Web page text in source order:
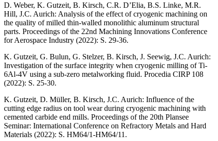
D. Weber, K. Gutzeit, B. Kirsch, C.R. D’Elia, B.S. Linke, M.R.
Hill, J.C. Aurich: Analysis of the effect of cryogenic machining on
the quality of milled thin-walled monolithic aluminum structural
parts. Proceedings of the 22nd Machining Innovations Conference
for Aerospace Industry (2022): S. 29-36.
K. Gutzeit, G. Bulun, G. Stelzer, B. Kirsch, J. Seewig, J.C. Aurich:
Investigation of the surface integrity when cryogenic milling of Ti-
6Al-4V using a sub-zero metalworking fluid. Procedia CIRP 108
(2022): S. 25-30.
K. Gutzeit, D. Müller, B. Kirsch, J.C. Aurich: Influence of the
cutting edge radius on tool wear during cryogenic machining with
cemented carbide end mills. Proceedings of the 20th Plansee
Seminar: International Conference on Refractory Metals and Hard
Materials (2022): S. HM64/1-HM64/11.